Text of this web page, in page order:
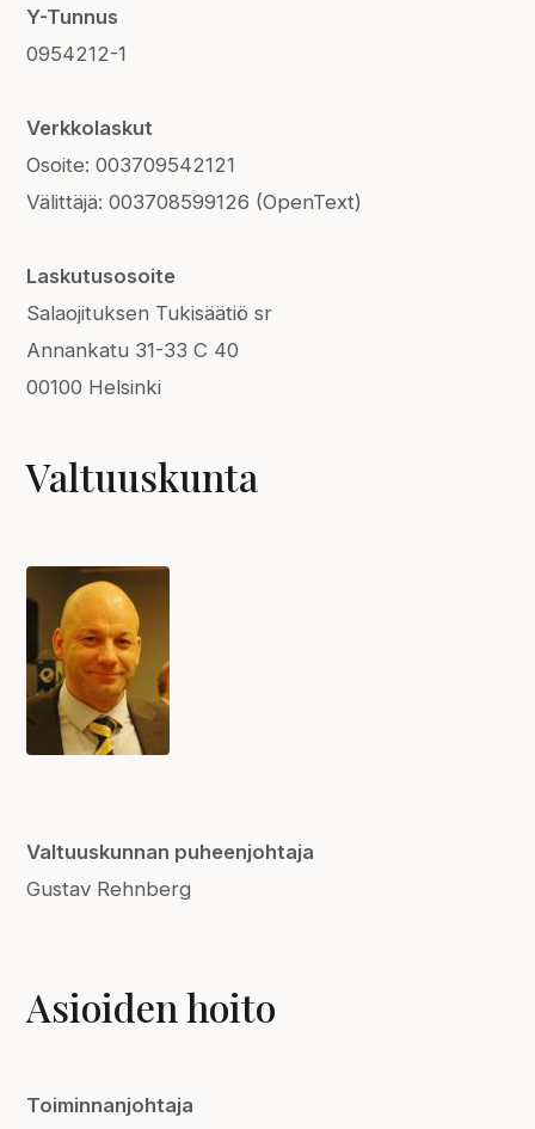
Y-Tunnus
0954212-1
Verkkolaskut
Osoite: 003709542121
Välittäjä: 003708599126 (OpenText)
Laskutusosoite
Salaojituksen Tukisäätiö sr
Annankatu 31-33 C 40
00100 Helsinki
Valtuuskunta
Valtuuskunnan puheenjohtaja
Gustav Rehnberg
Asioiden hoito
Toiminnanjohtaja